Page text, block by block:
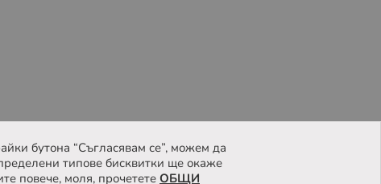
бутона “Съгласявам се”, можем да
типове бисквитки ще окаже
повече, моля, прочетете ОБЩИ